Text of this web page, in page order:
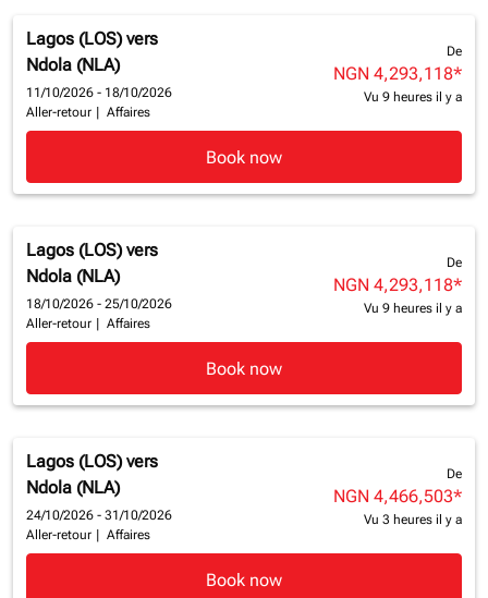
Lagos (LOS) vers
Ndola (NLA)
11/10/2026 - 18/10/2026
Aller-retour
Affaires
De
NGN 4,293,118*
Vu 9 heures il y a
Book now
Lagos (LOS) vers
Ndola (NLA)
18/10/2026 - 25/10/2026
Aller-retour
Affaires
De
NGN 4,293,118*
Vu 9 heures il y a
Book now
Lagos (LOS) vers
Ndola (NLA)
24/10/2026 - 31/10/2026
Aller-retour
Affaires
De
NGN 4,466,503*
Vu 3 heures il y a
Book now